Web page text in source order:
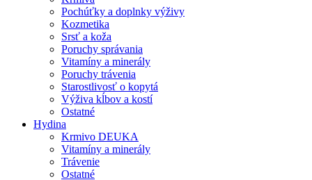
Pochúťky a doplnky výživy
Kozmetika
Srsť a koža
Poruchy správania
Vitamíny a minerály
Poruchy trávenia
Starostlivosť o kopytá
Výživa kĺbov a kostí
Ostatné
Hydina
Krmivo DEUKA
Vitamíny a minerály
Trávenie
Ostatné